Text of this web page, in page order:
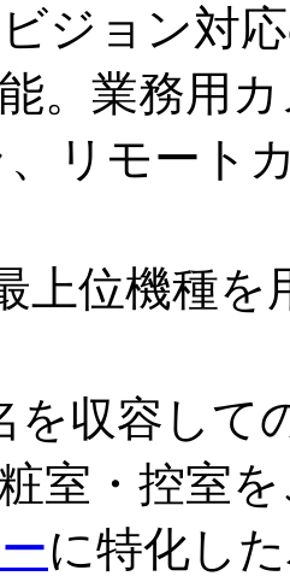
ジョン対
。業務用
リモート
上位機種
を収容して
室・控室
に特化し